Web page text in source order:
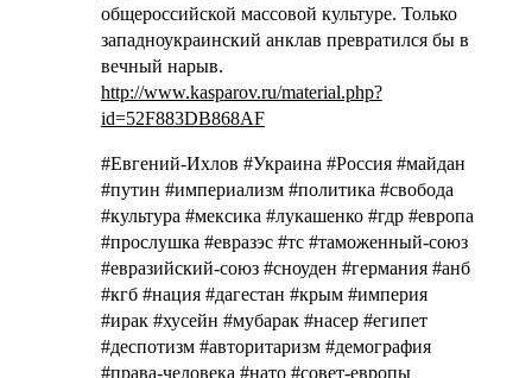
общероссийской массовой культуре. Только
западноукраинский анклав превратился бы в
вечный нарыв.
http://www.kasparov.ru/material.php?
id=52F883DB868AF
#Евгений-Ихлов #Украина #Россия #майдан
#путин #империализм #политика #свобода
#культура #мексика #лукашенко #гдр #европа
#прослушка #евразэс #тс #таможенный-союз
#евразийский-союз #сноуден #германия #анб
#кгб #нация #дагестан #крым #империя
#ирак #хусейн #мубарак #насер #египет
#деспотизм #авторитаризм #демография
#права-человека #нато #совет-европы